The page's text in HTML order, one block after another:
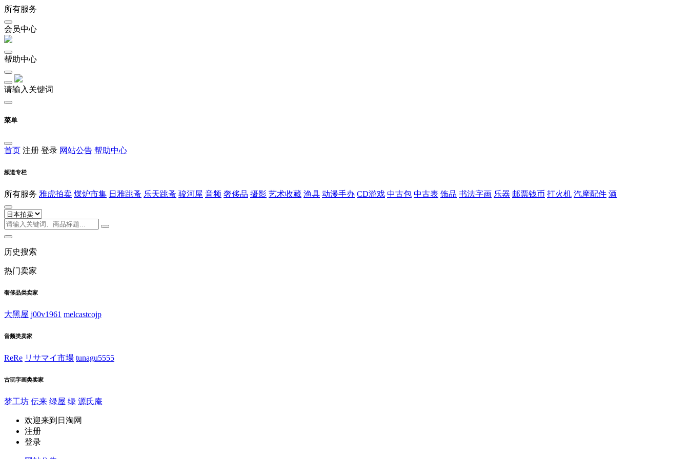
所有服务
会员中心
帮助中心
请输入关键词
菜单
首页 注册 登录 网站公告 帮助中心
频道专栏
所有服务 雅虎拍卖 煤炉市集 日雅跳蚤 乐天跳蚤 骏河屋 音频 奢侈品 摄影 艺术收藏 渔具 动漫手办 CD游戏 中古包 中古表 饰品 书法字画 乐器 邮票钱币 打火机 汽摩配件 酒
历史搜索
热门卖家
奢侈品类卖家
大黑屋 j00v1961 melcastcojp
音频类卖家
ReRe リサマイ市場 tunagu5555
古玩字画类卖家
梦工坊 伝来 绿屋 绿 源氏庵
欢迎来到日淘网
注册
登录